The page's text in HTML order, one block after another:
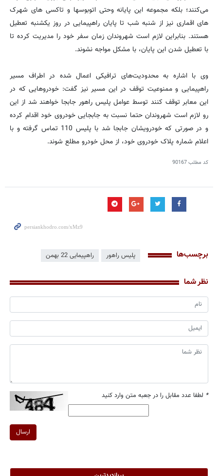
می‌کنند؛ بلکه مجموعه این پایانه وحتی اتوبوسها و تاکسی های شهرک
های اقماری نیز از شنبه شب تا پایان راهپیمایی در روز یکشنبه تعطیل
هستند. بنابراین لازم است شهروندان زمان سفر خود را مدیریت کرده تا
با تعطیل شدن این پایان، با مشکل مواجه نشوند.
وی با اشاره به محدودیت‌های ترافیکی اعمال شده در اطراف مسیر
راهپیمایی و ممنوعیت توقف در این مسیر نیز گفت: خودروهایی که در
این معابر توقف کنند توسط عوامل پلیس راهور جابجا خواهند شد از این
رو لازم است شهروندان حتما نسبت به جابجایی خودروی خود اقدام کرده
و در صورتی که خودرویشان جابجا شد با پلیس 110 تماس گرفته و با
اعلام شماره پلاک خودروی خود، از محل خودرو مطلع شوند.
کد مطلب90167
برچسب‌ها پلیس راهور راهپیمایی 22 بهمن
نظر شما
* لطفا عدد مقابل را در جعبه متن وارد کنید
ارسال